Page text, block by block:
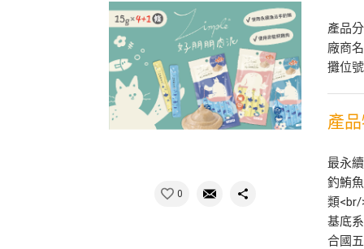
0
產品
廠商
攤位
產
最永
釣鮪
類
基底
合國